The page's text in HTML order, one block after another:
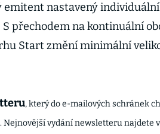
emitent nastavený
přechodem na kontinuální
Start změní minimální
, který do e-mailových schránek
. Nejnovější vydání newsletteru najdete